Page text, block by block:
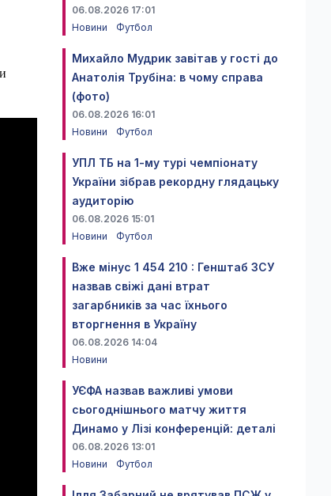
06.08.2026 17:01
Новини
Футбол
Михайло Мудрик завітав у гості до
Анатолія Трубіна: в чому справа
(фото)
06.08.2026 16:01
Новини
Футбол
УПЛ ТБ на 1-му турі чемпіонату
України зібрав рекордну глядацьку
аудиторію
06.08.2026 15:01
Новини
Футбол
Вже мінус 1 454 210 : Генштаб ЗСУ
назвав свіжі дані втрат
загарбників за час їхнього
вторгнення в Україну
06.08.2026 14:04
Новини
УЄФА назвав важливі умови
сьогоднішнього матчу життя
Динамо у Лізі конференцій: деталі
06.08.2026 13:01
Новини
Футбол